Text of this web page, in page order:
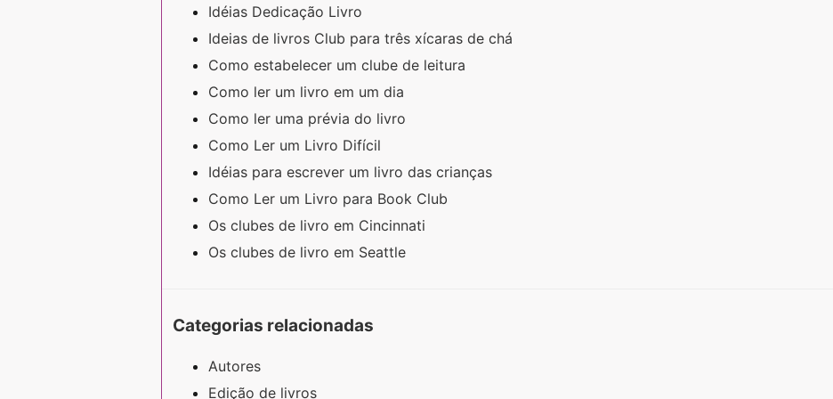
Idéias Dedicação Livro
Ideias de livros Club para três xícaras de chá
Como estabelecer um clube de leitura
Como ler um livro em um dia
Como ler uma prévia do livro
Como Ler um Livro Difícil
Idéias para escrever um livro das crianças
Como Ler um Livro para Book Club
Os clubes de livro em Cincinnati
Os clubes de livro em Seattle
Categorias relacionadas
Autores
Edição de livros